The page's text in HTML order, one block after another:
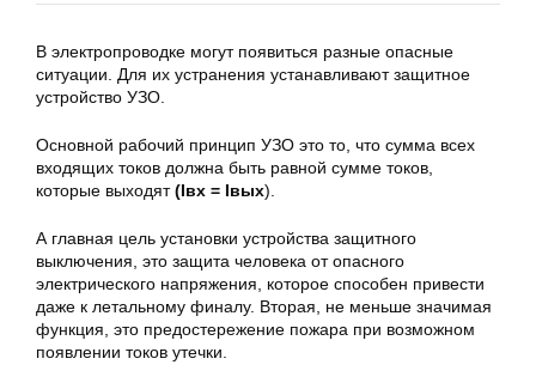
В электропроводке могут появиться разные опасные
ситуации. Для их устранения устанавливают защитное
устройство УЗО.
Основной рабочий принцип УЗО это то, что сумма всех
входящих токов должна быть равной сумме токов,
которые выходят(Iвх = Iвых).
А главная цель установки устройства защитного
выключения, это защита человека от опасного
электрического напряжения, которое способен привести
даже к летальному финалу. Вторая, не меньше значимая
функция, это предостережение пожара при возможном
появлении токов утечки.